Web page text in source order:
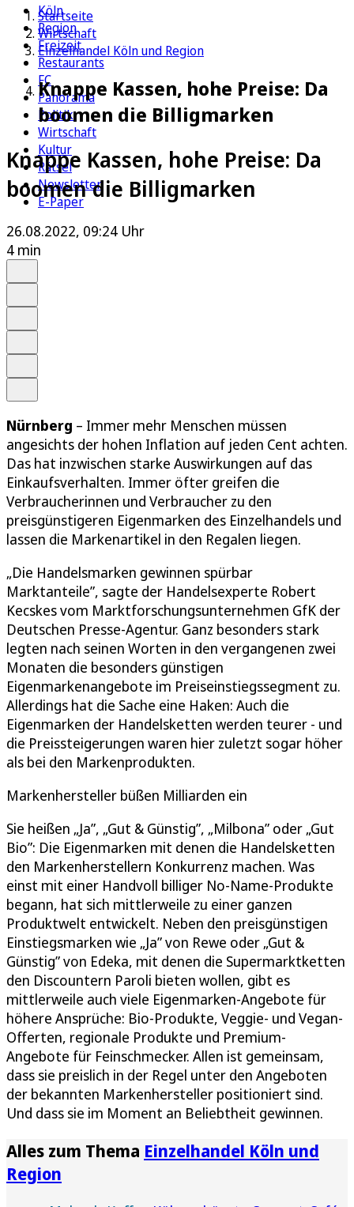
Köln
Region
Freizeit
Restaurants
FC
Panorama
Politik
Wirtschaft
Kultur
Rätsel
Newsletter
E-Paper
Startseite
Wirtschaft
Einzelhandel Köln und Region
Knappe Kassen, hohe Preise: Da
boomen die Billigmarken
Knappe Kassen, hohe Preise: Da
boomen die Billigmarken
26.08.2022, 09:24 Uhr
4 min
Nürnberg – Immer mehr Menschen müssen
angesichts der hohen Inflation auf jeden Cent achten.
Das hat inzwischen starke Auswirkungen auf das
Einkaufsverhalten. Immer öfter greifen die
Verbraucherinnen und Verbraucher zu den
preisgünstigeren Eigenmarken des Einzelhandels und
lassen die Markenartikel in den Regalen liegen.
„Die Handelsmarken gewinnen spürbar
Marktanteile”, sagte der Handelsexperte Robert
Kecskes vom Marktforschungsunternehmen GfK der
Deutschen Presse-Agentur. Ganz besonders stark
legten nach seinen Worten in den vergangenen zwei
Monaten die besonders günstigen
Eigenmarkenangebote im Preiseinstiegssegment zu.
Allerdings hat die Sache eine Haken: Auch die
Eigenmarken der Handelsketten werden teurer - und
die Preissteigerungen waren hier zuletzt sogar höher
als bei den Markenprodukten.
Markenhersteller büßen Milliarden ein
Sie heißen „Ja”, „Gut & Günstig”, „Milbona” oder „Gut
Bio”: Die Eigenmarken mit denen die Handelsketten
den Markenherstellern Konkurrenz machen. Was
einst mit einer Handvoll billiger No-Name-Produkte
begann, hat sich mittlerweile zu einer ganzen
Produktwelt entwickelt. Neben den preisgünstigen
Einstiegsmarken wie „Ja” von Rewe oder „Gut &
Günstig” von Edeka, mit denen die Supermarktketten
den Discountern Paroli bieten wollen, gibt es
mittlerweile auch viele Eigenmarken-Angebote für
höhere Ansprüche: Bio-Produkte, Veggie- und Vegan-
Offerten, regionale Produkte und Premium-
Angebote für Feinschmecker. Allen ist gemeinsam,
dass sie preislich in der Regel unter den Angeboten
der bekannten Markenhersteller positioniert sind.
Und dass sie im Moment an Beliebtheit gewinnen.
Alles zum Thema Einzelhandel Köln und
Region